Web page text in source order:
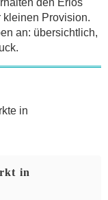
den Erlös
kleinen Provision.
an: übersichtlich,
in
in